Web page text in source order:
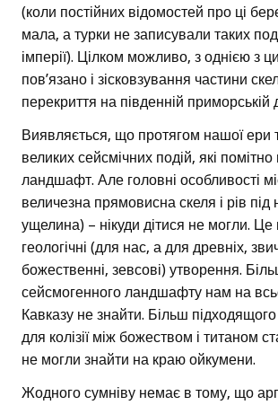
(коли постійних відомостей про ці
мала, а турки не записували таких
імперії). Цілком можливо, з однією з
пов’язано і зісковзування частини
перекриття на південній приморській
Виявляється, що протягом нашої ери
великих сейсмічних подій, які
ландшафт. Але головні особливості
величезна прямовисна скеля і рів під
ущелина) – нікуди дітися не могли. Це
геологічні (для нас, а для древніх,
божественні, зевсові) утворення.
сейсмогенного ландшафту нам на
Кавказу не знайти. Більш
для колізії між божеством і титаном
не могли знайти на краю ойкумени.
Жодного сумніву немає в тому, що